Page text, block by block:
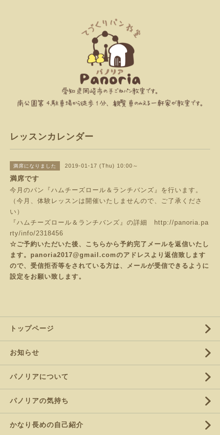
レッスンカレンダー
満席になりました 2019-01-17 (Thu) 10:00～
満席です
今月のパン『ハムチーズロール＆ランチバンズ』を行います。
（今月、体験レッスンは開催いたしませんので、ご了承くださ
い）
『ハムチーズロール＆ランチバンズ』の詳細
http://panoria.pa
rty/info/2318456
☆ご予約いただいた後、こちらから予約完了メールを返信いたし
ます。panoria2017@gmail.comのアドレスより返信致します
ので、受信拒否等をされている方は、メールが受信できるように
設定をお願い致します。
トップページ
お知らせ
パノリアについて
パノリアの気持ち
かなり長めの自己紹介